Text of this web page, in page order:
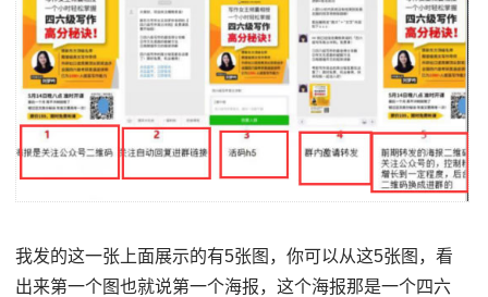
我发的这一张上面展示的有5张图，你可以从这5张图，看
出来第一个图也就说第一个海报，这个海报那是一个四六